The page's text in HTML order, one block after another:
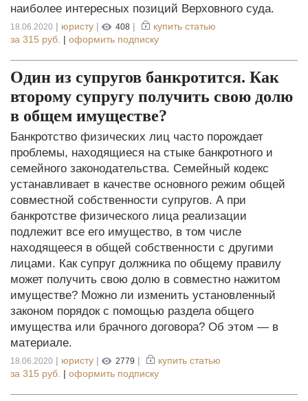
наиболее интересных позиций Верховного суда.
18.06.2020 | юристу | 408 |
купить статью
за 315 руб. | оформить подписку
Один из супругов банкротится. Как
второму супругу получить свою долю
в общем имуществе?
Банкротство физических лиц часто порождает
проблемы, находящиеся на стыке банкротного и
семейного законодательства. Семейный кодекс
устанавливает в качестве основного режим общей
совместной собственности супругов. А при
банкротстве физического лица реализации
подлежит все его имущество, в том числе
находящееся в общей собственности с другими
лицами. Как супруг должника по общему правилу
может получить свою долю в совместно нажитом
имуществе? Можно ли изменить установленный
законом порядок с помощью раздела общего
имущества или брачного договора? Об этом — в
материале.
18.06.2020 | юристу | 2779 |
купить статью
за 315 руб. | оформить подписку